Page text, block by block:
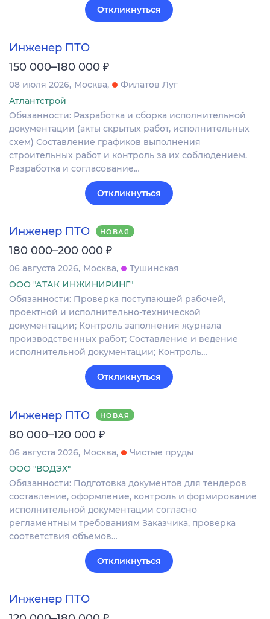
Откликнуться
Инженер ПТО
150 000–180 000 ₽
08 июля 2026 Москва
Филатов Луг
Атлантстрой
Обязанности: Разработка и сборка исполнительной
документации (акты скрытых работ, исполнительных
схем) Составление графиков выполнения
строительных работ и контроль за их соблюдением.
Разработка и согласование…
Откликнуться
Инженер ПТО НОВАЯ
180 000–200 000 ₽
06 августа 2026 Москва
Тушинская
ООО "АТАК ИНЖИНИРИНГ"
Обязанности: Проверка поступающей рабочей,
проектной и исполнительно-технической
документации; Контроль заполнения журнала
производственных работ; Составление и ведение
исполнительной документации; Контроль…
Откликнуться
Инженер ПТО НОВАЯ
80 000–120 000 ₽
06 августа 2026 Москва
Чистые пруды
ООО "ВОДЭХ"
Обязанности: Подготовка документов для тендеров
составление, оформление, контроль и формирование
исполнительной документации согласно
регламентным требованиям Заказчика, проверка
соответствия объемов…
Откликнуться
Инженер ПТО